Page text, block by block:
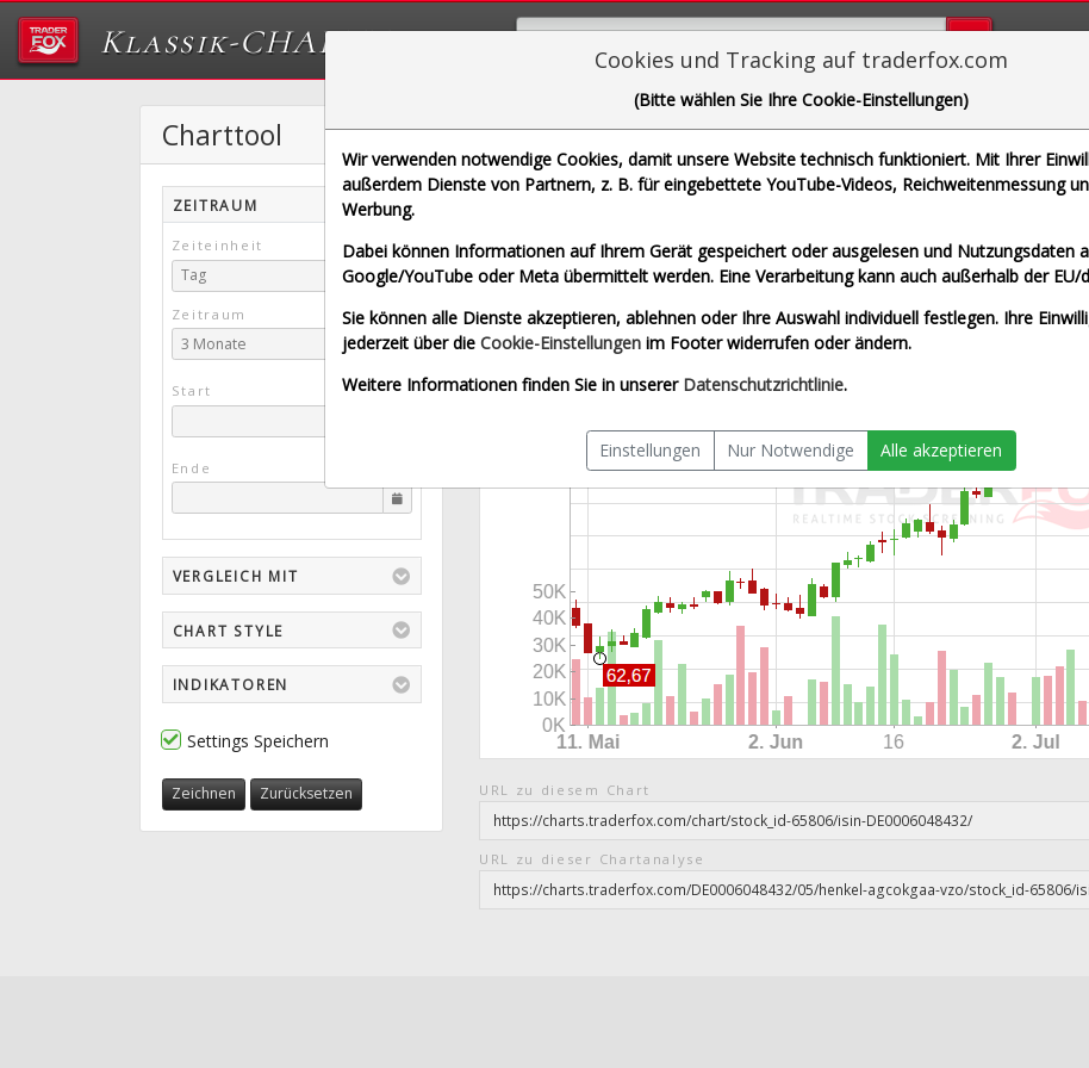
Klassik-CHARTTOOL
HENKEL AG+CO.KGAA VZO
[HEN3 | WKN 604843 | ISIN DE0006048432]
URL zu diesem Chart
URL zu dieser Chartanalyse
Charttool
ZEITRAUM
Zeiteinheit
Tag
Zeitraum
3 Monate
Start
Ende
VERGLEICH MIT
CHART STYLE
INDIKATOREN
Settings Speichern
Zeichnen Zurücksetzen
Cookies und Tracking auf traderfox.com
(Bitte wählen Sie Ihre Cookie-Einstellungen)
Wir verwenden notwendige Cookies, damit unsere Website technisch funktioniert. Mit Ihrer
außerdem Dienste von Partnern, z. B. für eingebettete YouTube-Videos, Reichweitenmessung
Werbung.
Dabei können Informationen auf Ihrem Gerät gespeichert oder ausgelesen und Nutzungsdaten
Google/YouTube oder Meta übermittelt werden. Eine Verarbeitung kann auch außerhalb der EU/
Sie können alle Dienste akzeptieren, ablehnen oder Ihre Auswahl individuell festlegen. Ihre
jederzeit über die Cookie-Einstellungen im Footer widerrufen oder ändern.
Weitere Informationen finden Sie in unserer Datenschutzrichtlinie.
Einstellungen Nur Notwendige Alle akzeptieren